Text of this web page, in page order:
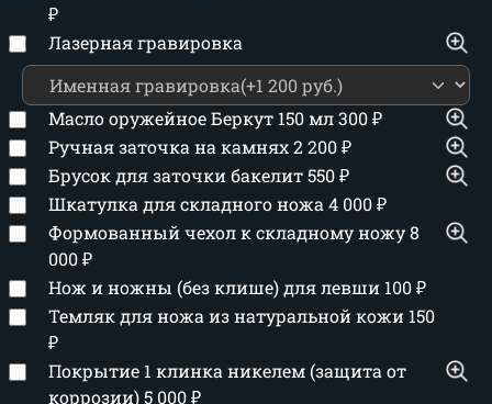
₽
Лазерная гравировка
Масло оружейное Беркут 150 мл300₽
Ручная заточка на камнях2 200₽
Брусок для заточки бакелит550₽
Шкатулка для складного ножа 4 000₽
Формованный чехол к складному ножу8
000₽
Нож и ножны (без клише) для левши 100₽
Темляк для ножа из натуральной кожи 150
₽
Покрытие 1 клинка никелем (защита от
коррозии)5 000₽